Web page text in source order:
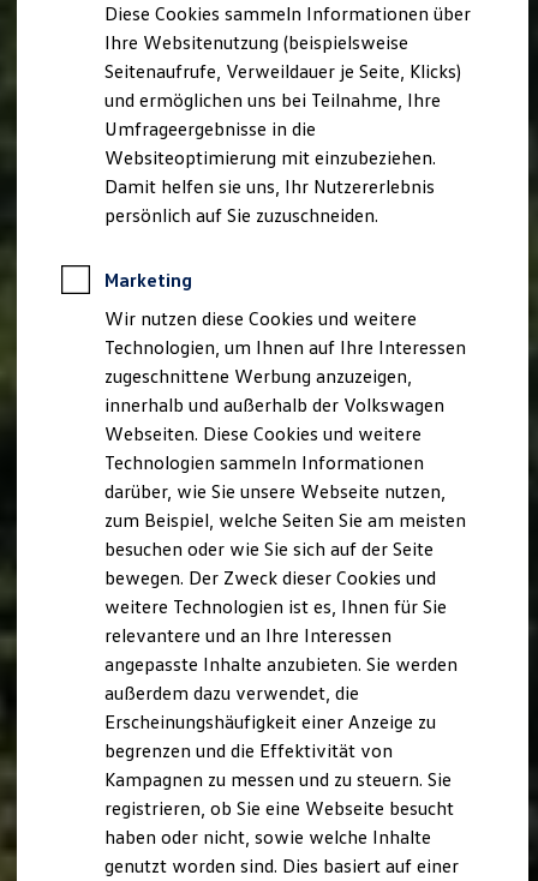
Behörden
Direktkunden
Sonderfahrzeuge
Anpfiff zum Gewinn
Elektromobilität
Elektroautos
ID. Tutorials
Elektrofahrzeugkonzepte
ID. EVERY1
Reichweite
Rekuperation
Laden unterwegs
Laden Zuhause
Ladestationen finden
Ladezeitensimulator
Batterie
Sicherheit
Nachhaltigkeit
Technologie
Kosten und Kauf
Verbrauchskosten
Kaufoptionen
E-Auto-Förderung
Software und Konnektivität
Die ID. Software 6
ID. Software Versionen und Updates
Digitale Extras
Schnittstellen zu Ihrem ID.
Marke und Erlebnis
Volkswagen R und R Experience
R-Modelle
R Experience
Driving Experience
Volkswagen entdecken
Werkbesichtigung
Diese Cookies sammeln Informationen über
Ihre Websitenutzung (beispielsweise
Seitenaufrufe, Verweildauer je Seite, Klicks)
und ermöglichen uns bei Teilnahme, Ihre
Umfrageergebnisse in die
Websiteoptimierung mit einzubeziehen.
Damit helfen sie uns, Ihr Nutzererlebnis
persönlich auf Sie zuzuschneiden.
Marketing
Wir nutzen diese Cookies und weitere
Technologien, um Ihnen auf Ihre Interessen
zugeschnittene Werbung anzuzeigen,
innerhalb und außerhalb der Volkswagen
Webseiten. Diese Cookies und weitere
Technologien sammeln Informationen
darüber, wie Sie unsere Webseite nutzen,
zum Beispiel, welche Seiten Sie am meisten
besuchen oder wie Sie sich auf der Seite
bewegen. Der Zweck dieser Cookies und
weitere Technologien ist es, Ihnen für Sie
relevantere und an Ihre Interessen
angepasste Inhalte anzubieten. Sie werden
außerdem dazu verwendet, die
Erscheinungshäufigkeit einer Anzeige zu
begrenzen und die Effektivität von
Kampagnen zu messen und zu steuern. Sie
registrieren, ob Sie eine Webseite besucht
haben oder nicht, sowie welche Inhalte
genutzt worden sind. Dies basiert auf einer